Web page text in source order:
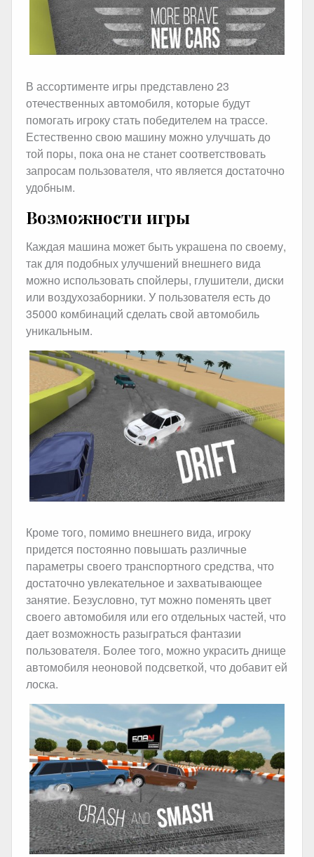
В ассортименте игры представлено 23
отечественных автомобиля, которые будут
помогать игроку стать победителем на трассе.
Естественно свою машину можно улучшать до
той поры, пока она не станет соответствовать
запросам пользователя, что является достаточно
удобным.
Возможности игры
Каждая машина может быть украшена по своему,
так для подобных улучшений внешнего вида
можно использовать спойлеры, глушители, диски
или воздухозаборники. У пользователя есть до
35000 комбинаций сделать свой автомобиль
уникальным.
Кроме того, помимо внешнего вида, игроку
придется постоянно повышать различные
параметры своего транспортного средства, что
достаточно увлекательное и захватывающее
занятие. Безусловно, тут можно поменять цвет
своего автомобиля или его отдельных частей, что
дает возможность разыграться фантазии
пользователя. Более того, можно украсить днище
автомобиля неоновой подсветкой, что добавит ей
лоска.